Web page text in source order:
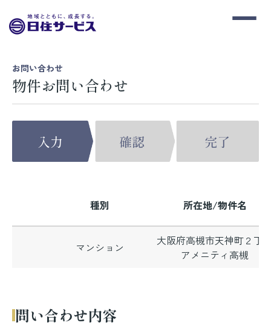
お問い合わせ
物件お問い合わせ
種別 所在地/物件名
マンション
大阪府高槻市天神町２丁
アメニティ高槻
問い合わせ内容